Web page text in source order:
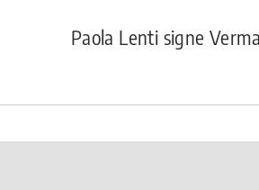
Paola Lenti signe